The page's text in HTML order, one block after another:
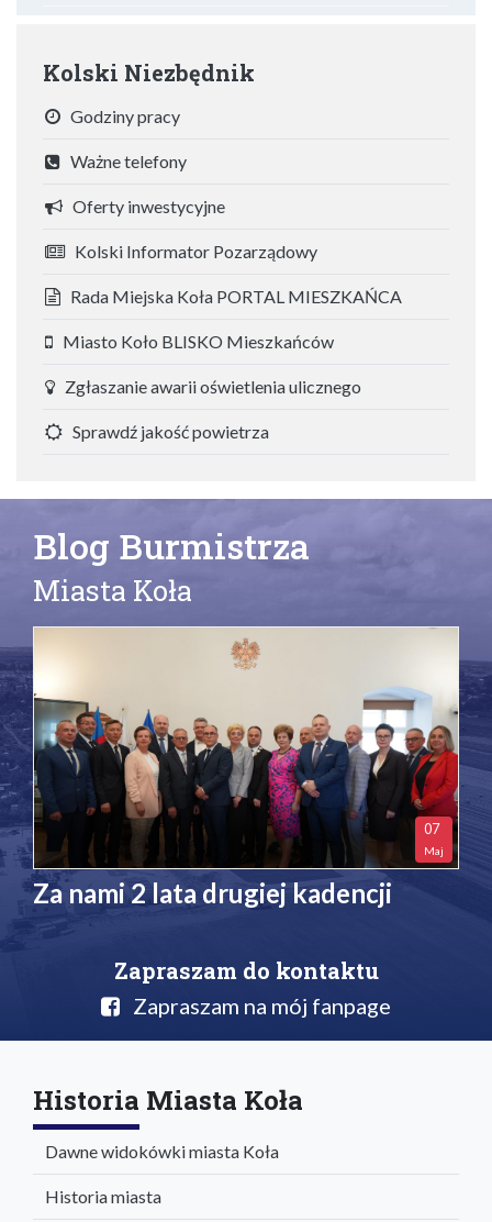
Kolski Niezbędnik
Godziny pracy
Ważne telefony
Oferty inwestycyjne
Kolski Informator Pozarządowy
Rada Miejska Koła PORTAL MIESZKAŃCA
Miasto Koło BLISKO Mieszkańców
Zgłaszanie awarii oświetlenia ulicznego
Sprawdź jakość powietrza
Blog Burmistrza
Miasta Koła
07
Maj
Za nami 2 lata drugiej kadencji
Zapraszam do kontaktu
Zapraszam na mój fanpage
Historia Miasta Koła
Dawne widokówki miasta Koła
Historia miasta